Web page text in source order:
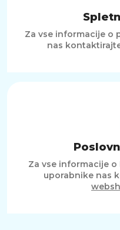
Za vse informacije o
nas
Za vse informacije
uporabnike nas